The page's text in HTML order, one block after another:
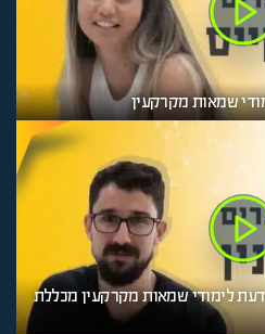
שמאות מקרקעין
לימודי שמאות מקרקעין מכללת